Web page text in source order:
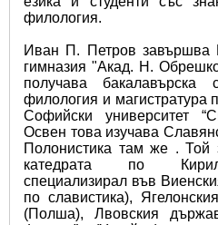
филология.
Иван П. Петров завършва
гимназия "Акад. Н.
получава бакалавърска
филология и магистратура
Софийски университет
Освен това изучава
Полонистика там же . Той
катедрата по
специализирал във
по славистика),
(Полша), Лвовския